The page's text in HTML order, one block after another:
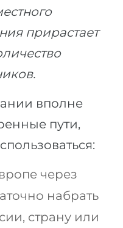
прирастает
вполне
пути,
через
набрать
страну или